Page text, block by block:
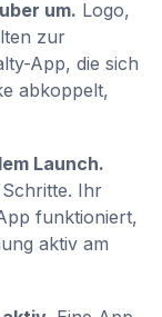
um. Logo,
zur
App, die sich
abkoppelt,
Launch.
Ihr
funktioniert,
aktiv am